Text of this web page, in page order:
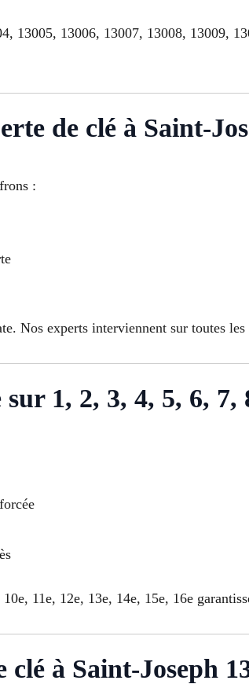
13005, 13006, 13007, 13008, 13009,
de clé à Saint-
:
Nos experts interviennent sur toutes
1, 2, 3, 4, 5, 6, 7,
11e, 12e, 13e, 14e, 15e, 16e
à Saint-Joseph